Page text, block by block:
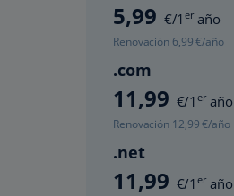
5,99 €/1eraño
Renovación 6,99 €/año
.com
11,99 €/1eraño
Renovación 12,99€/año
.net
11,99 €/1eraño